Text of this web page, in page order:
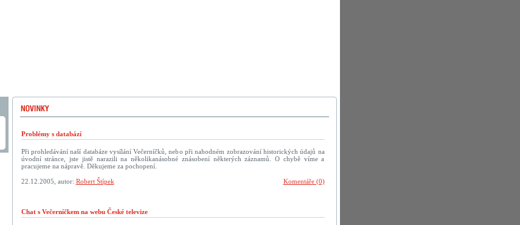
Problémy s databází
Při prohledávání naší databáze vysílání Večerníčků, nebo při nahodném zobrazování historických údajů na
úvodní stránce, jste jistě narazili na několikanásobné znásobení některých záznamů. O chybě víme a
pracujeme na nápravě. Děkujeme za pochopení.
Komentáře (0)
22.12.2005, autor: Robert Štípek
Chat s Večerníčkem na webu České televize